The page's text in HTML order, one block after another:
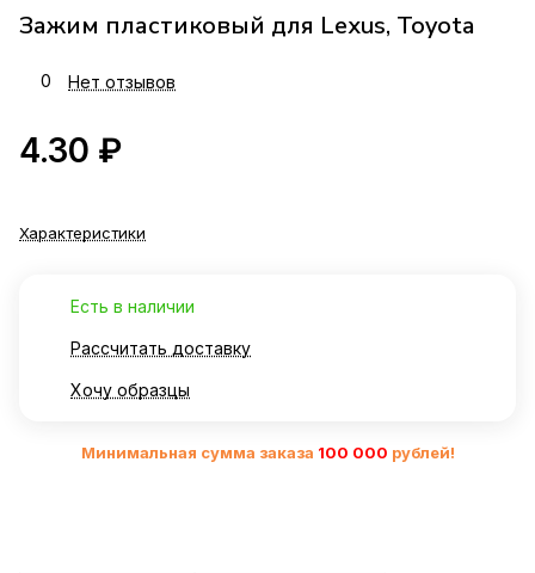
Зажим пластиковый для Lexus, Toyota
0 Нет отзывов
4.30 ₽
Характеристики
Есть в наличии
Рассчитать доставку
Хочу образцы
Минимальная сумма заказа 100 000 рублей!